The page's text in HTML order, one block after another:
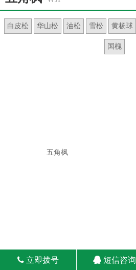
白皮松 华山松 油松 雪松 黄杨球
国槐
五角枫
立即拨号 短信咨询